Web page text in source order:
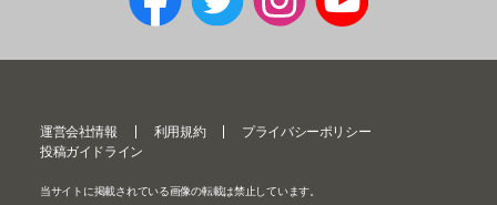
運営会社情報 利用規約
プライバシーポリシー
投稿ガイドライン
当サイトに掲載されている画像の転載は禁止しています。